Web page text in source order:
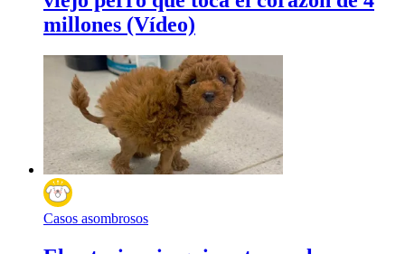
millones (Vídeo)
Casos asombrosos